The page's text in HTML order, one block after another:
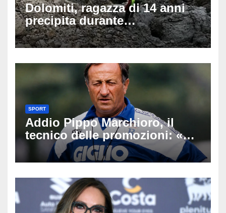
Dolomiti, ragazza di 14 anni
precipita durante
un’escursione: tragedia sul
Latemar davanti alla famiglia
SPORT
Addio Pippo Marchioro, il
tecnico delle promozioni: «Ha
scritto pagine indimenticabili
del nostro calcio»